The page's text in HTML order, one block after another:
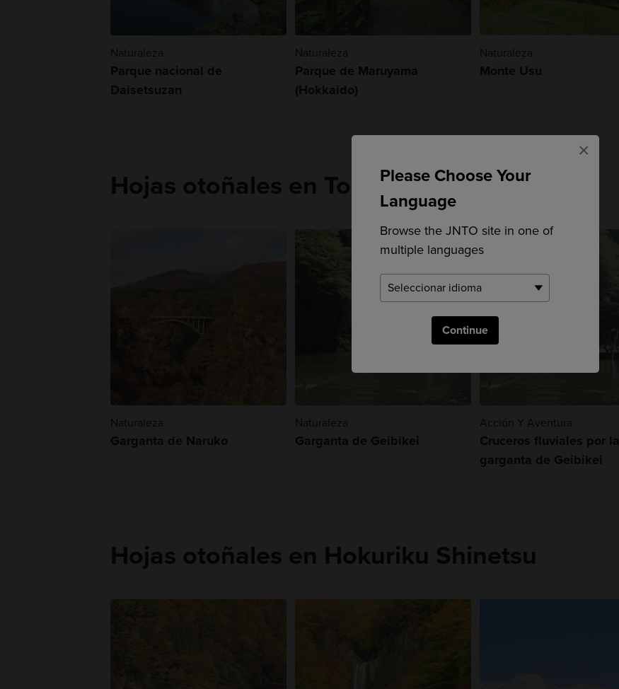
Please Choose Your
Language
Browse the JNTO site in one of
multiple languages
Continue
×
Naturaleza
Parque nacional de
Daisetsuzan
Naturaleza
Parque de Maruyama
(Hokkaido)
Naturaleza
Monte Usu
Hojas otoñales en Tohoku
Naturaleza
Garganta de Naruko
Naturaleza
Garganta de Geibikei
Acción Y Aventura
Cruceros fluviales por la
garganta de Geibikei
Hojas otoñales en Hokuriku Shinetsu